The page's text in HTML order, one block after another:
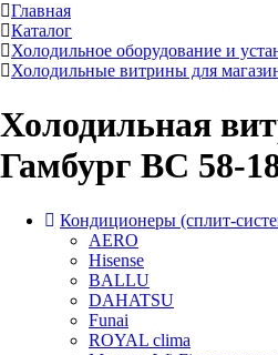
Главная
Каталог
Холодильное оборудование и
Холодильные витрины для
Холодильная
Гамбург ВС 58-
Кондиционеры (сплит-
AERO
Hisense
BALLU
DAHATSU
Funai
ROYAL clima